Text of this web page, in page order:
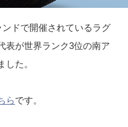
ドで開催されているラグ
表が世界ランク3位の南ア
た。
らです。